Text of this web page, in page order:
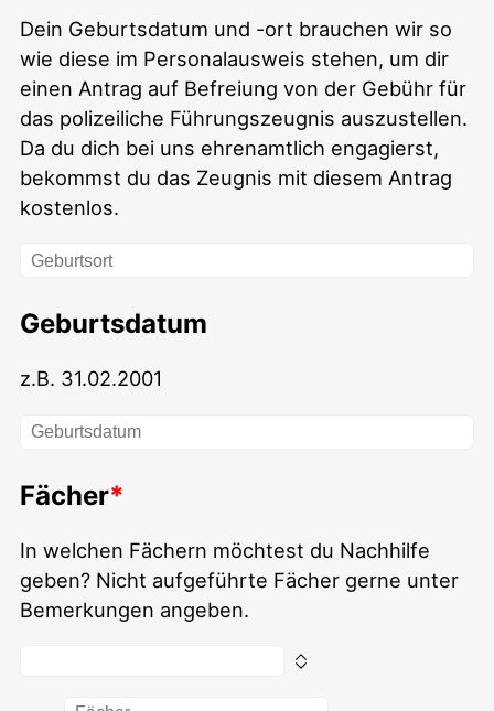
Dein Geburtsdatum und -ort brauchen wir so
wie diese im Personalausweis stehen, um dir
einen Antrag auf Befreiung von der Gebühr für
das polizeiliche Führungszeugnis auszustellen.
Da du dich bei uns ehrenamtlich engagierst,
bekommst du das Zeugnis mit diesem Antrag
kostenlos.
Geburtsdatum
z.B. 31.02.2001
Fächer
In welchen Fächern möchtest du Nachhilfe
geben? Nicht aufgeführte Fächer gerne unter
Bemerkungen angeben.